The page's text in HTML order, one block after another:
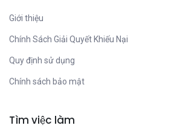
Giới thiệu
Chính Sách Giải Quyết Khiếu Nại
Quy định sử dụng
Chính sách bảo mật
Tìm việc làm